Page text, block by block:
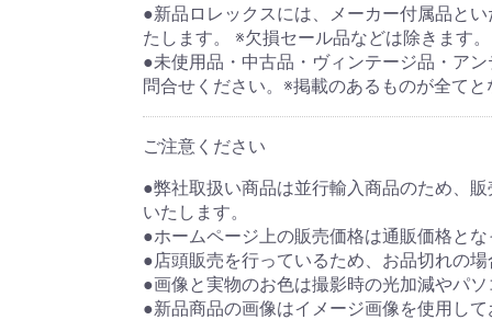
●新品ロレックスには、メーカー付属品と
たします。 ※欠損セール品などは除きます。
●未使用品・中古品・ヴィンテージ品・ア
問合せください。※掲載のあるものが全てと
ご注意ください
●弊社取扱い商品は並行輸入商品のため、
いたします。
●ホームページ上の販売価格は通販価格と
●店頭販売を行っているため、お品切れの場
●画像と実物のお色は撮影時の光加減やパ
●新品商品の画像はイメージ画像を使用し